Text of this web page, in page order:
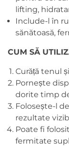
lifting,
Include-l în
sănătoasă,
CUM SĂ
Curăță tenul
Pornește
dorite timp
Folosește-l
rezultate
Poate fi
fermitate